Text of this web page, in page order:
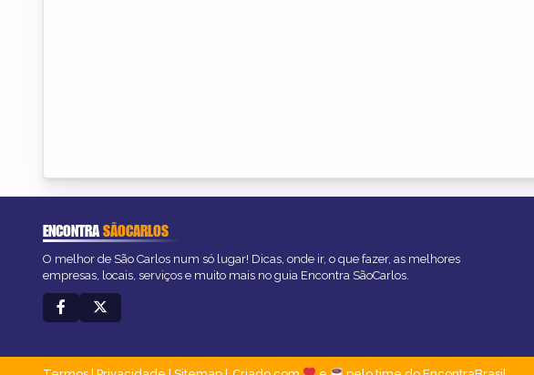
ENCONTRASÃOCARLOS
O melhor de São Carlos num só lugar! Dicas, onde ir, o que fazer, as melhores
empresas, locais, serviços e muito mais no guia Encontra SãoCarlos.